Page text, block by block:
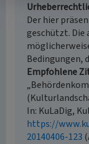
Der hier
geschützt. Die
Bedingungen,
Empfohlene
In: KuLaDig,
https://
20140406-123